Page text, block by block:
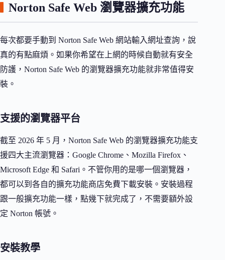
Norton Safe Web 瀏覽器擴充功能
每次都要手動到 Norton Safe Web 網站輸入網址查詢，說
真的有點麻煩。如果你希望在上網的時候自動就有安全
防護，Norton Safe Web 的瀏覽器擴充功能就非常值得安
裝。
支援的瀏覽器平台
截至 2026 年 5 月，Norton Safe Web 的瀏覽器擴充功能支
援四大主流瀏覽器：Google Chrome、Mozilla Firefox、
Microsoft Edge 和 Safari。不管你用的是哪一個瀏覽器，
都可以到各自的擴充功能商店免費下載安裝。安裝過程
跟一般擴充功能一樣，點幾下就完成了，不需要額外設
定 Norton 帳號。
安裝教學